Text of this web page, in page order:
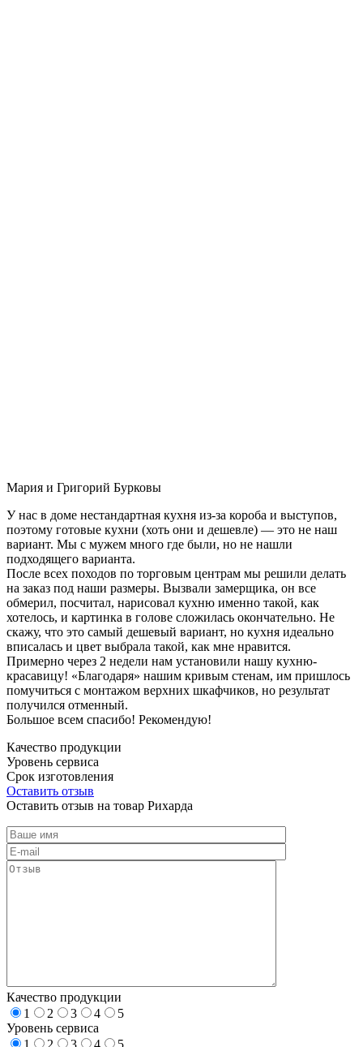
Мария и Григорий Бурковы
У нас в доме нестандартная кухня из-за короба и выступов,
поэтому готовые кухни (хоть они и дешевле) — это не наш
вариант. Мы с мужем много где были, но не нашли
подходящего варианта.
После всех походов по торговым центрам мы решили делать
на заказ под наши размеры. Вызвали замерщика, он все
обмерил, посчитал, нарисовал кухню именно такой, как
хотелось, и картинка в голове сложилась окончательно. Не
скажу, что это самый дешевый вариант, но кухня идеально
вписалась и цвет выбрала такой, как мне нравится.
Примерно через 2 недели нам установили нашу кухню-
красавицу! «Благодаря» нашим кривым стенам, им пришлось
помучиться с монтажом верхних шкафчиков, но результат
получился отменный.
Большое всем спасибо! Рекомендую!
Качество продукции
Уровень сервиса
Срок изготовления
Оставить отзыв
Оставить отзыв на товар Рихарда
Качество продукции
1
2 3 4
5
Уровень сервиса
1
2 3 4
5